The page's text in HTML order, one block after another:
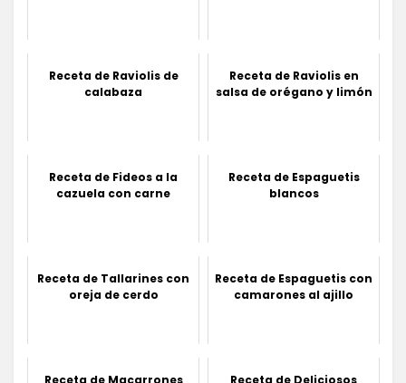
Receta de Raviolis de
calabaza
Receta de Raviolis en
salsa de orégano y limón
Receta de Fideos a la
cazuela con carne
Receta de Espaguetis
blancos
Receta de Tallarines con
oreja de cerdo
Receta de Espaguetis con
camarones al ajillo